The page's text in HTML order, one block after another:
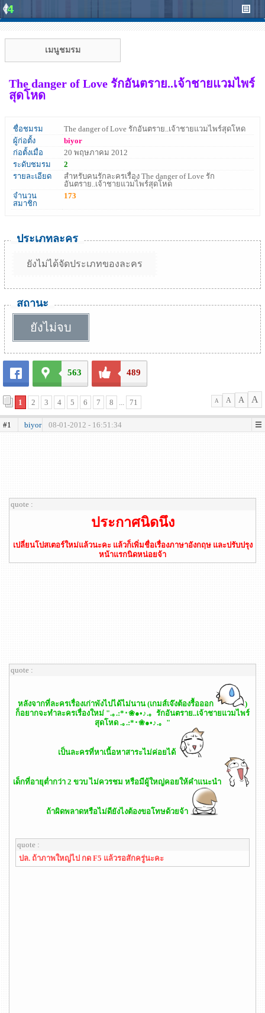
เมนูชมรม
The danger of Love รักอันตราย..เจ้าชายแวมไพร์
สุดโหด
ชื่อชมรม
The danger of Love รักอันตราย..เจ้าชายแวมไพร์สุดโหด
ผู้ก่อตั้ง
biyor
ก่อตั้งเมื่อ
20 พฤษภาคม 2012
ระดับชมรม
2
รายละเอียด
สำหรับคนรักละครเรื่อง The danger of Love รัก
อันตราย..เจ้าชายแวมไพร์สุดโหด
จำนวน
สมาชิก
173
ประเภทละคร
ยังไม่ได้จัดประเภทของละคร
สถานะ
ยังไม่จบ
563 489
1 2 3 4 5 6 7 8 ... 71 A A A A
#1 biyor 08-01-2012 - 16:51:34
quote :
ประกาศนิดนึง
เปลี่ยนโปสเตอร์ใหม่แล้วนะคะ แล้วก็เพิ่มชื่อเรื่องภาษาอังกฤษ และปรับปรุง
หน้าแรกนิดหน่อยจ้า
quote :
หลังจากที่ละครเรื่องเก่าพังไปได้ไม่นาน (เกมส์เจ๊งต้องรื้อออก
)
ก็อยากจะทำละครเรื่องใหม่ ".｡.:*･❀●•♪.。รักอันตราย..เจ้าชายแวมไพร์
สุดโหด .｡.:*･❀●•♪.。"
เป็นละครที่หาเนื้อหาสาระไม่ค่อยได้
เด็กที่อายุต่ำกว่า 2 ขวบ ไม่ควรชม หรือมีผู้ใหญ่คอยให้คำแนะนำ
ถ้าผิดพลาดหรือไม่ดียังไงต้องขอโทษด้วยจ้า
quote :
ปล. ถ้าภาพใหญ่ไป กด F5 แล้วรอสักครู่นะคะ